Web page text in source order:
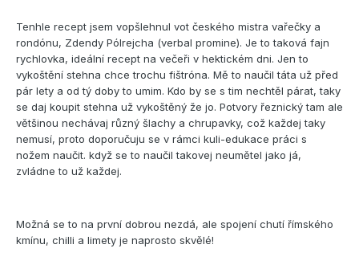
Tenhle recept jsem vopšlehnul vot českého mistra vařečky a
rondónu, Zdendy Pólrejcha (verbal promine). Je to taková fajn
rychlovka, ideální recept na večeři v hektickém dni. Jen to
vykoštění stehna chce trochu fištróna. Mě to naučil táta už před
pár lety a od tý doby to umim. Kdo by se s tim nechtěl párat, taky
se daj koupit stehna už vykoštěný že jo. Potvory řeznický tam ale
většinou nechávaj různý šlachy a chrupavky, což každej taky
nemusí, proto doporučuju se v rámci kuli-edukace práci s
nožem naučit. když se to naučil takovej neumětel jako já,
zvládne to už každej.
Možná se to na první dobrou nezdá, ale spojení chutí římského
kmínu, chilli a limety je naprosto skvělé!